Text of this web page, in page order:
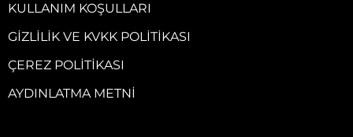
KULLANIM KOŞULLARI
GIZLILIK VE KVKK POLITIKASI
ÇEREZ POLITIKASI
AYDINLATMA METNI